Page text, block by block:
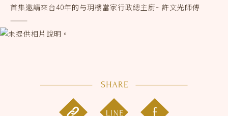
首集邀請來台40年的与玥樓當家行政總主廚~ 許文光師傅
———